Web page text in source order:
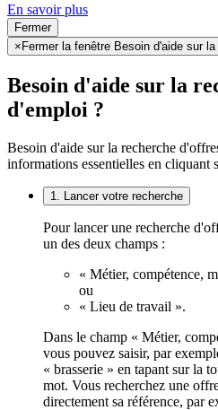
En savoir plus
Fermer
×Fermer la fenêtre Besoin d'aide sur
Besoin d'aide sur la
d'emploi ?
Besoin d'aide sur la recherche
informations essentielles en cliquant
1. Lancer votre recherche
Pour lancer une recherche
un des deux champs :
« Métier, compétence,
ou
« Lieu de travail ».
Dans le champ « Métier,
vous pouvez saisir, par
« brasserie » en tapant sur la
mot. Vous recherchez une
directement sa référence, par